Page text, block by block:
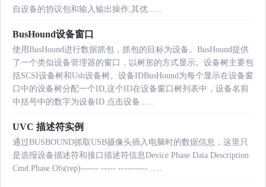
自设备的协议包和输入输出操作,其优......
BusHound设备窗口
使用BusHound进行数据抓包，抓包的目标为设备。BusHound提供
了一个类似设备管理器的窗口，以树形的方式显示。设备树主要包
括SCSI设备树和Usb设备树。设备IDBusHound为每个显示在设备窗
口中的设备树分配一个ID,这个ID在设备窗口树列表中，设备名前
中括号中的数字为设备ID.点击设备......
UVC 描述符实例
通过BUSBOUND抓取USB摄像头插入电脑时的数据信息，这里只
是选报设备描述符和接口描述符信息Device Phase Data Description
Cmd.Phase.Ofs(rep)------ ----- ----------......